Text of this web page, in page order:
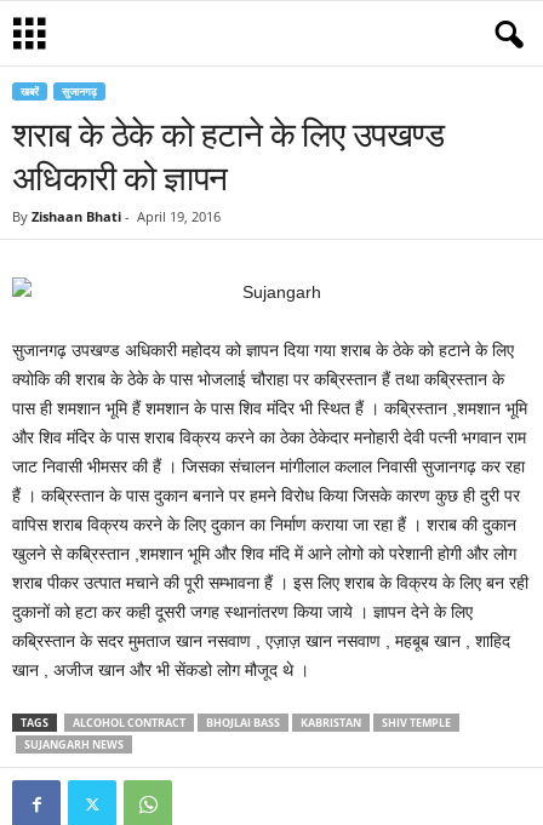
खबरें सुजानगढ़
शराब के ठेके को हटाने के लिए उपखण्ड
अधिकारी को ज्ञापन
By Zishaan Bhati - April 19, 2016
सुजानगढ़ उपखण्ड अधिकारी महोदय को ज्ञापन दिया गया शराब के ठेके को हटाने के लिए
क्योकि की शराब के ठेके के पास भोजलाई चौराहा पर कब्रिस्तान हैं तथा कब्रिस्तान के
पास ही शमशान भूमि हैं शमशान के पास शिव मंदिर भी स्थित हैं । कब्रिस्तान ,शमशान भूमि
और शिव मंदिर के पास शराब विक्रय करने का ठेका ठेकेदार मनोहारी देवी पत्नी भगवान राम
जाट निवासी भीमसर की हैं । जिसका संचालन मांगीलाल कलाल निवासी सुजानगढ़ कर रहा
हैं । कब्रिस्तान के पास दुकान बनाने पर हमने विरोध किया जिसके कारण कुछ ही दुरी पर
वापिस शराब विक्रय करने के लिए दुकान का निर्माण कराया जा रहा हैं । शराब की दुकान
खुलने से कब्रिस्तान ,शमशान भूमि और शिव मंदि में आने लोगो को परेशानी होगी और लोग
शराब पीकर उत्पात मचाने की पूरी सम्भावना हैं । इस लिए शराब के विक्रय के लिए बन रही
दुकानों को हटा कर कही दूसरी जगह स्थानांतरण किया जाये । ज्ञापन देने के लिए
कब्रिस्तान के सदर मुमताज खान नसवाण , एज़ाज़ खान नसवाण , महबूब खान , शाहिद
खान , अजीज खान और भी सेंकडो लोग मौजूद थे ।
TAGS ALCOHOL CONTRACT BHOJLAI BASS KABRISTAN
SHIV TEMPLE
SUJANGARH NEWS